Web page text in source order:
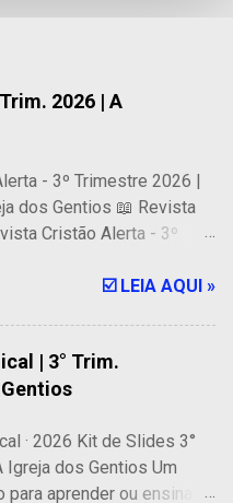
2026 | A
- 3º Trimestre 2026 |
dos Gentios 📖 Revista
Cristão Alerta - 3º
de Auxílios Bíblicos
de subsídios bíblicos
recursos para
as lições dominicais de
PREÇO ESPECIAL 🔥
COMPRAR AGORA ⚡
☑️ LEIA AQUI »
| 3° Trim.
· 2026 Kit de Slides 3°
Igreja dos Gentios Um
aprender ou ensinar